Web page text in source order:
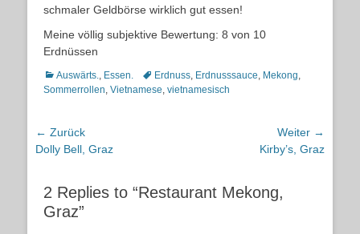
schmaler Geldbörse wirklich gut essen!
Meine völlig subjektive Bewertung: 8 von 10
Erdnüssen
Kategorien
Auswärts., Essen. Schlagworte
Erdnuss, Erdnusssauce, Mekong,
Sommerrollen, Vietnamese, vietnamesisch
Beitragsnavigation
← Zurück
Vorheriger
Dolly Bell, Graz
Weiter →
Kirby’s, Graz
2 Replies to “Restaurant Mekong,
Graz”